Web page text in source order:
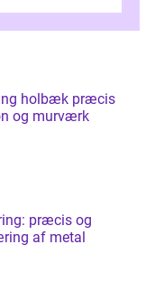
præcis
og murværk
præcis og
af metal